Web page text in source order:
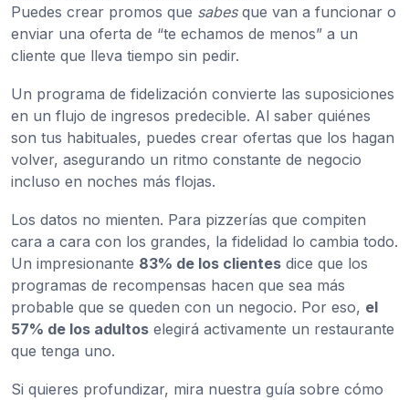
Puedes crear promos que sabesque van a funcionar o
enviar una oferta de “te echamos de menos” a un
cliente que lleva tiempo sin pedir.
Un programa de fidelización convierte las suposiciones
en un flujo de ingresos predecible. Al saber quiénes
son tus habituales, puedes crear ofertas que los hagan
volver, asegurando un ritmo constante de negocio
incluso en noches más flojas.
Los datos no mienten. Para pizzerías que compiten
cara a cara con los grandes, la fidelidad lo cambia todo.
Un impresionante 83% de los clientes dice que los
programas de recompensas hacen que sea más
probable que se queden con un negocio. Por eso, el
57% de los adultos elegirá activamente un restaurante
que tenga uno.
Si quieres profundizar, mira nuestra guía sobre cómo